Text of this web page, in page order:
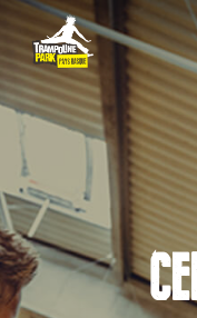
Skip
main
content